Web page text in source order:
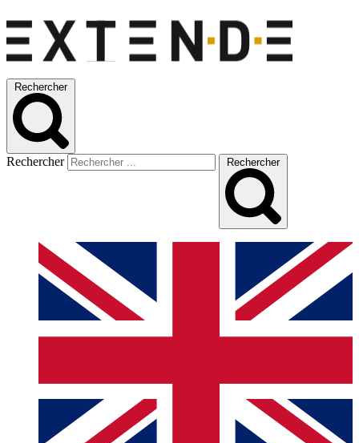
Rechercher
Rechercher Rechercher